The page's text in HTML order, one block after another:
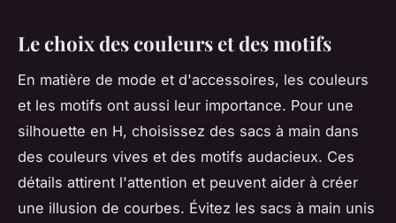
Le choix des couleurs et des motifs
En matière de mode et d'accessoires, les couleurs
et les motifs ont aussi leur importance. Pour une
silhouette en H, choisissez des sacs à main dans
des couleurs vives et des motifs audacieux. Ces
détails attirent l'attention et peuvent aider à créer
une illusion de courbes. Évitez les sacs à main unis